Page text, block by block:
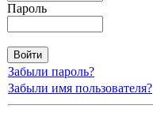
Пароль
Забыли пароль?
Забыли имя пользователя?